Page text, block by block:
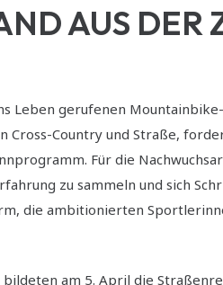
AUS
Leben gerufenen
Country und Straße,
Für die
zu sammeln und sich
die ambitionierten
am 5. April die